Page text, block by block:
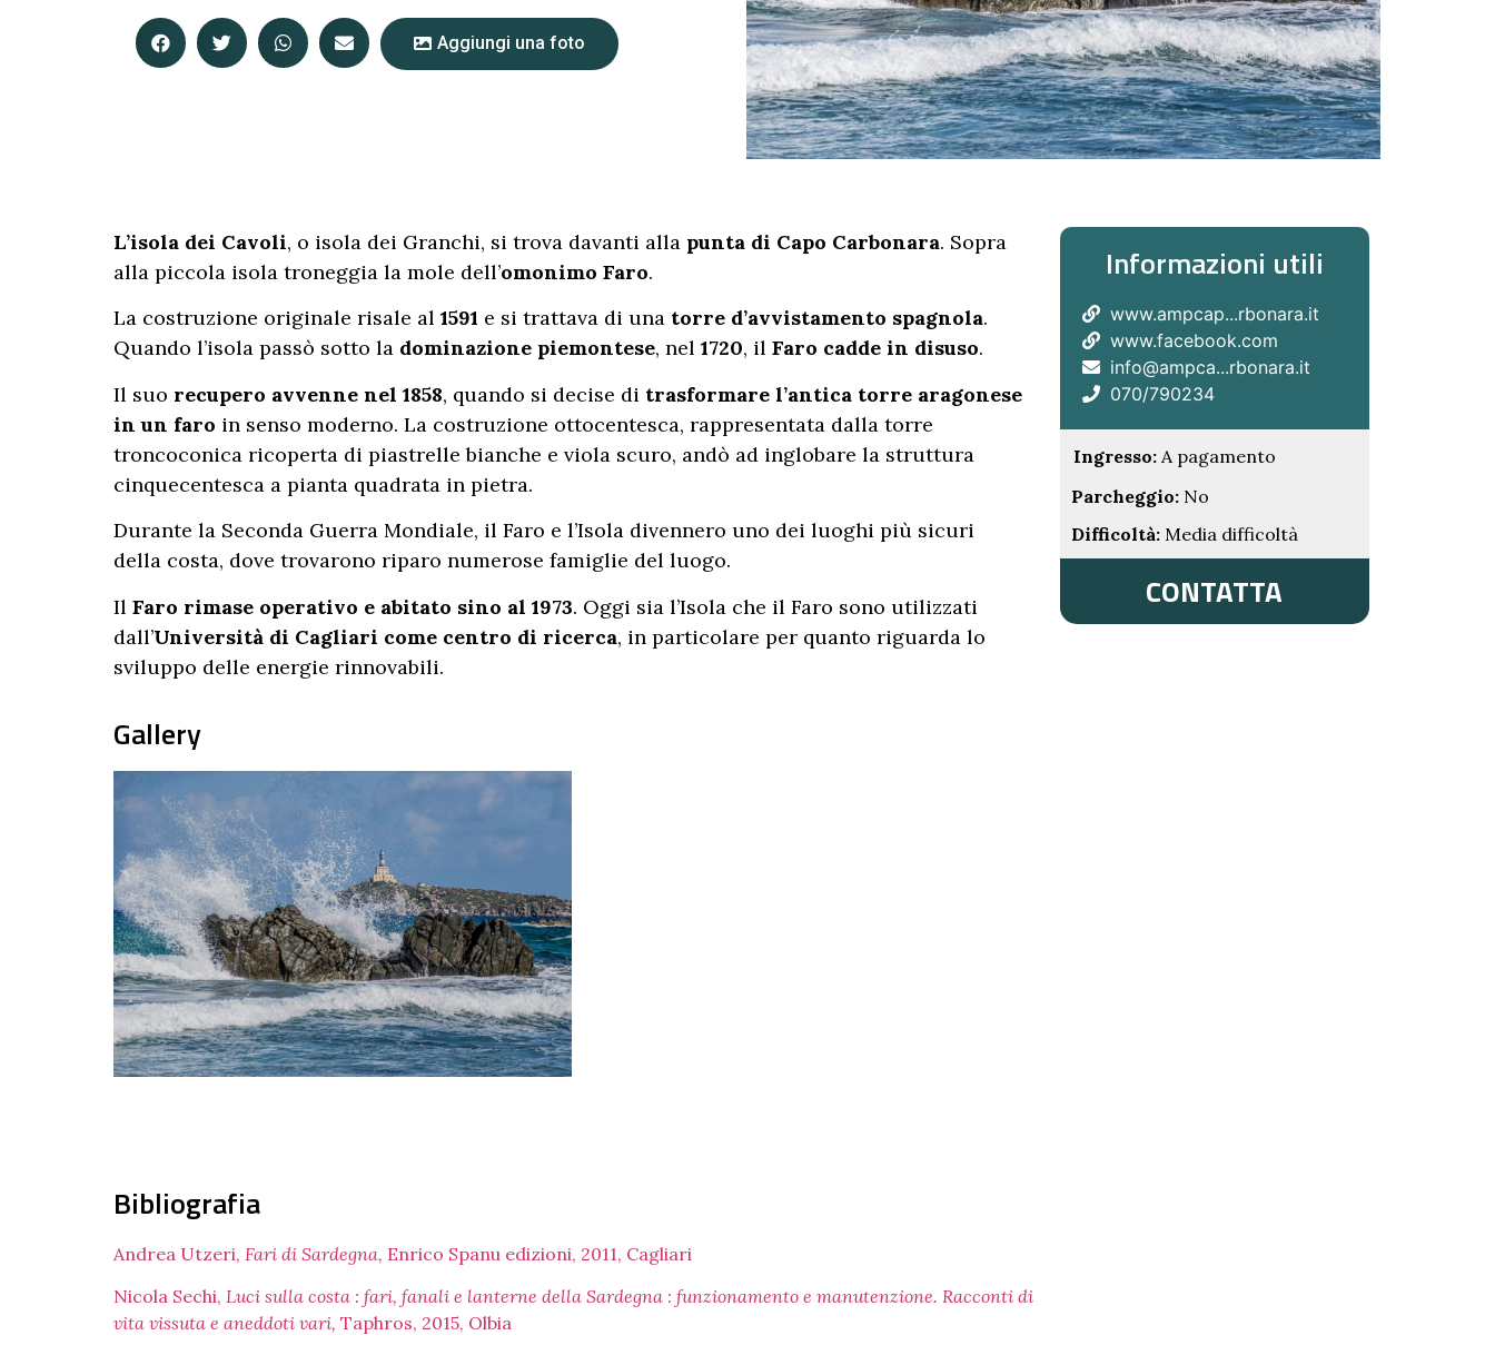
Aggiungi una foto
L’isola dei Cavoli, o isola dei Granchi, si trova davanti alla punta di Capo Carbonara. Sopra
alla piccola isola troneggia la mole dell’omonimo Faro.
La costruzione originale risale al 1591 e si trattava di una torre d’avvistamento spagnola.
Quando l’isola passò sotto la dominazione piemontese, nel 1720, il Faro cadde in disuso.
Il suo recupero avvenne nel 1858, quando si decise di trasformare l’antica torre aragonese
in un faro in senso moderno. La costruzione ottocentesca, rappresentata dalla torre
troncoconica ricoperta di piastrelle bianche e viola scuro, andò ad inglobare la struttura
cinquecentesca a pianta quadrata in pietra.
Durante la Seconda Guerra Mondiale, il Faro e l’Isola divennero uno dei luoghi più sicuri
della costa, dove trovarono riparo numerose famiglie del luogo.
Il Faro rimase operativo e abitato sino al 1973. Oggi sia l’Isola che il Faro sono utilizzati
dall’Università di Cagliari come centro di ricerca, in particolare per quanto riguarda lo
sviluppo delle energie rinnovabili.
Gallery
Bibliografia
Andrea Utzeri, Fari di Sardegna, Enrico Spanu edizioni, 2011, Cagliari
Nicola Sechi, Luci sulla costa : fari, fanali e lanterne della Sardegna : funzionamento e manutenzione. Racconti di
vita vissuta e aneddoti vari, Taphros, 2015, Olbia
Informazioni utili
www.ampcap...rbonara.it
www.facebook.com
info@ampca...rbonara.it
070/790234
Ingresso:A pagamento
Parcheggio:No
Difficoltà:Media difficoltà
CONTATTA